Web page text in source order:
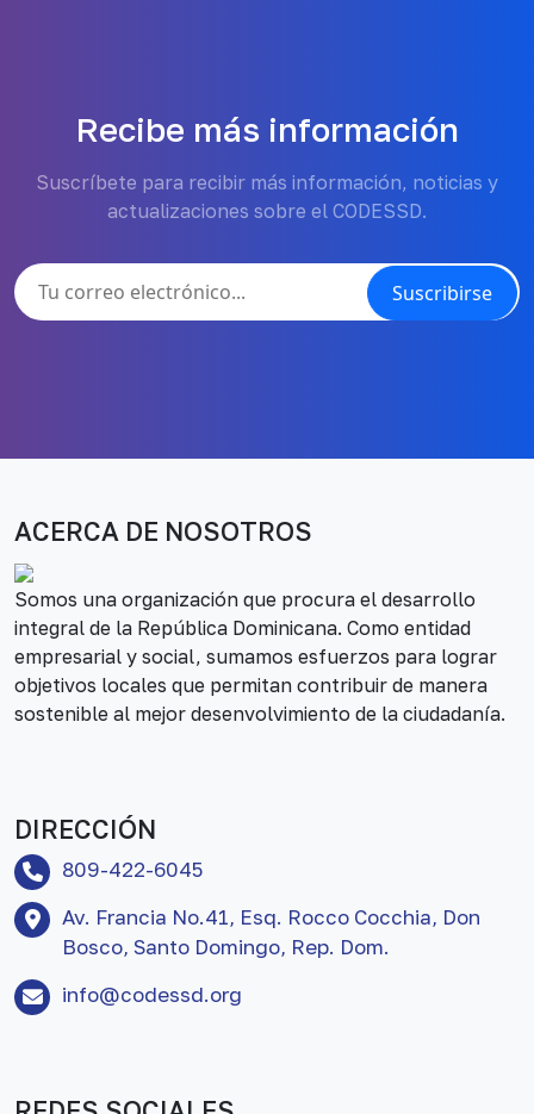
Recibe más información
Suscríbete para recibir más información, noticias y
actualizaciones sobre el CODESSD.
Suscribirse
ACERCA DE NOSOTROS
Somos una organización que procura el desarrollo
integral de la República Dominicana. Como entidad
empresarial y social, sumamos esfuerzos para lograr
objetivos locales que permitan contribuir de manera
sostenible al mejor desenvolvimiento de la ciudadanía.
DIRECCIÓN
809-422-6045
Av. Francia No.41, Esq. Rocco Cocchia, Don
Bosco, Santo Domingo, Rep. Dom.
info@codessd.org